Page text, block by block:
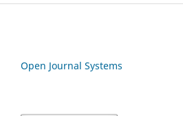
Open Journal Systems